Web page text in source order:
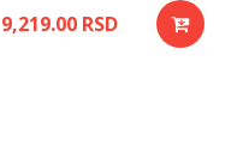
9,219.00 RSD